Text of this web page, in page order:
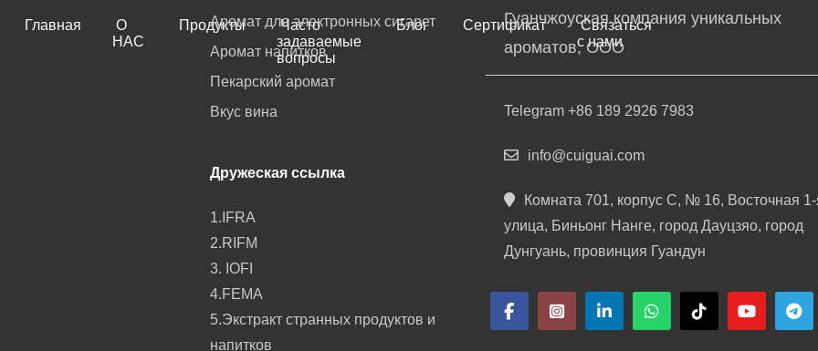
Главная
О
НАС
Продукты
Часто
задаваемые
вопросы
Блог Сертификат
Связаться
с нами
Аромат для электронных сигарет
Аромат напитков
Пекарский аромат
Вкус вина
Дружеская ссылка
1.IFRA
2.RIFM
3. IOFI
4.FEMA
5.Экстракт странных продуктов и
напитков
Гуанчжоуская компания уникальных
ароматов, ООО
Telegram +86 189 2926 7983
info@cuiguai.com
Комната 701, корпус C, № 16, Восточная 1-
улица, Биньонг Нанге, город Дауцзяо, город
Дунгуань, провинция Гуандун